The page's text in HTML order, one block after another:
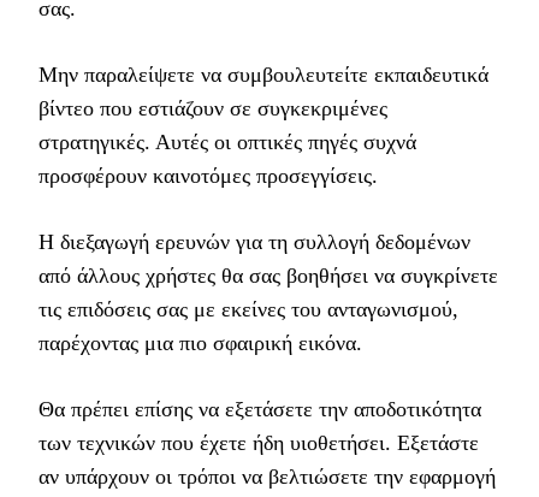
σας.
Μην παραλείψετε να συμβουλευτείτε εκπαιδευτικά
βίντεο που εστιάζουν σε συγκεκριμένες
στρατηγικές. Αυτές οι οπτικές πηγές συχνά
προσφέρουν καινοτόμες προσεγγίσεις.
Η διεξαγωγή ερευνών για τη συλλογή δεδομένων
από άλλους χρήστες θα σας βοηθήσει να συγκρίνετε
τις επιδόσεις σας με εκείνες του ανταγωνισμού,
παρέχοντας μια πιο σφαιρική εικόνα.
Θα πρέπει επίσης να εξετάσετε την αποδοτικότητα
των τεχνικών που έχετε ήδη υιοθετήσει. Εξετάστε
αν υπάρχουν οι τρόποι να βελτιώσετε την εφαρμογή